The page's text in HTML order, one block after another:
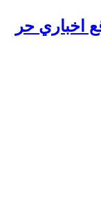
اخباري حر